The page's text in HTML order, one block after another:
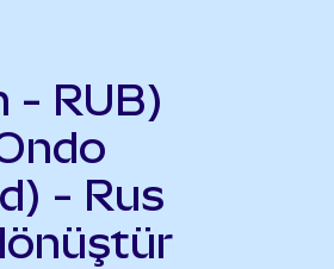
- RUB)
- Rus